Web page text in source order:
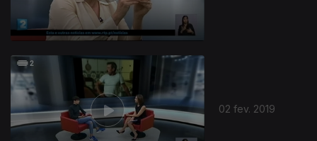
02 fev. 2019